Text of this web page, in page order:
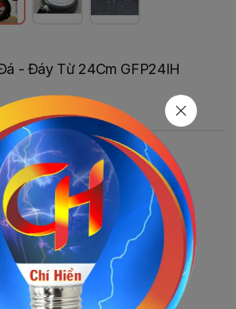
- Đáy Từ 24Cm GFP24IH
99.75%
vân đá có độ bền cao
nhiệt màu sắc nổi bật.